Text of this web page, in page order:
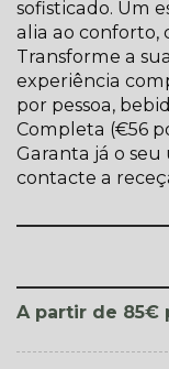
sofisticado. Um
alia ao conforto,
Transforme a
experiência
por pessoa,
Completa (€56
Garanta já o
contacte a
A partir de 85€